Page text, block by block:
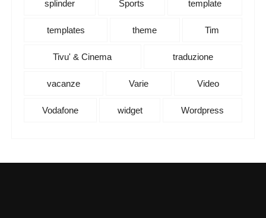
splinder Sports template
templates theme Tim
Tivu' & Cinema traduzione
vacanze Varie Video
Vodafone widget Wordpress